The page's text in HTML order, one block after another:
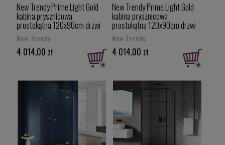
New Trendy Prime Light Gold
kabina prysznicowa
prostokątna 120x90cm drzwi
lewe, drzwi przesuwne kolor
złoty połysk (Light Gold) D-
0424A/D-0224B
New Trendy
4 014,00 zł
New Trendy Prime Light Gold
kabina prysznicowa
prostokątna 120x90cm drzwi
prawe, drzwi przesuwne kolor
złoty połysk (Light Gold) D-
0425A/D-0224B
New Trendy
4 014,00 zł